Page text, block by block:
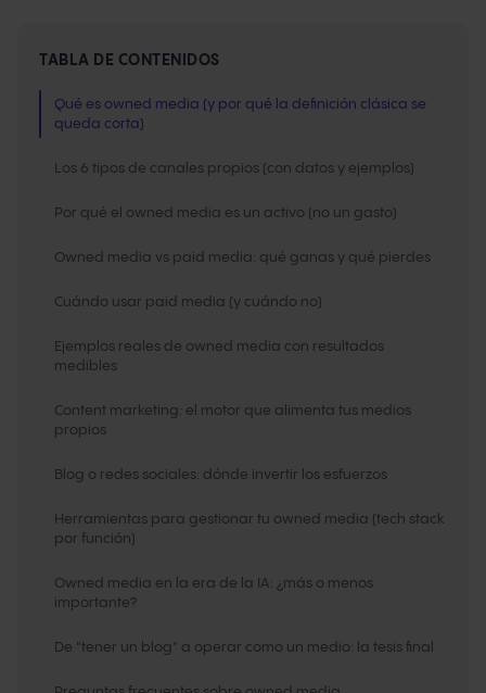
TABLA DE CONTENIDOS
Qué es owned media (y por qué la definición clásica se
queda corta)
Los 6 tipos de canales propios (con datos y ejemplos)
Por qué el owned media es un activo (no un gasto)
Owned media vs paid media: qué ganas y qué pierdes
Cuándo usar paid media (y cuándo no)
Ejemplos reales de owned media con resultados
medibles
Content marketing: el motor que alimenta tus medios
propios
Blog o redes sociales: dónde invertir los esfuerzos
Herramientas para gestionar tu owned media (tech stack
por función)
Owned media en la era de la IA: ¿más o menos
importante?
De "tener un blog" a operar como un medio: la tesis final